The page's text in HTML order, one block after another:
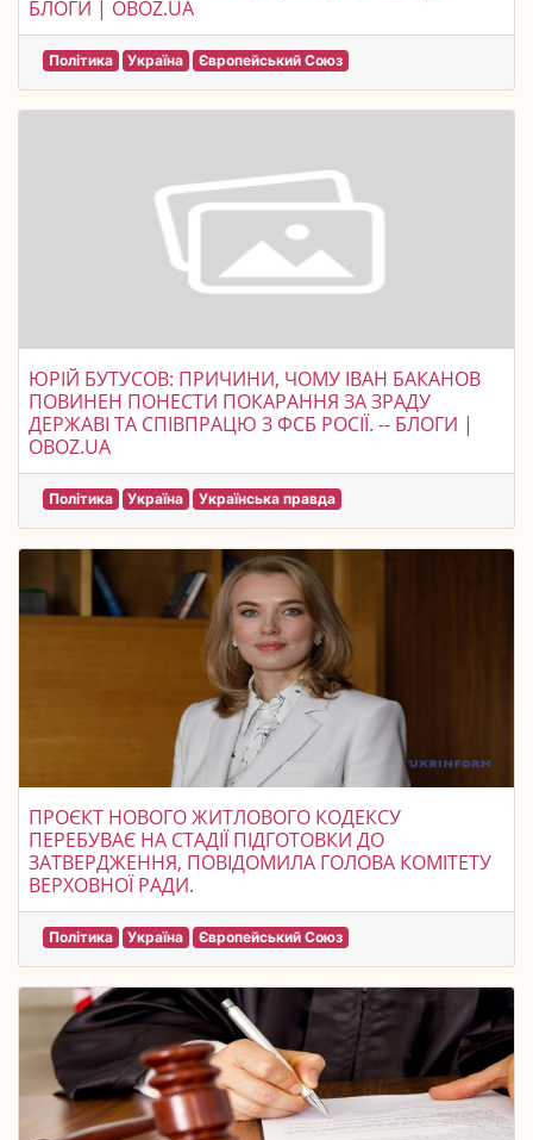
БЛОГИ | OBOZ.UA
Політика Україна Європейський Союз
ЮРІЙ БУТУСОВ: ПРИЧИНИ, ЧОМУ ІВАН БАКАНОВ
ПОВИНЕН ПОНЕСТИ ПОКАРАННЯ ЗА ЗРАДУ
ДЕРЖАВІ ТА СПІВПРАЦЮ З ФСБ РОСІЇ. -- БЛОГИ |
OBOZ.UA
Політика Україна Українська правда
ПРОЄКТ НОВОГО ЖИТЛОВОГО КОДЕКСУ
ПЕРЕБУВАЄ НА СТАДІЇ ПІДГОТОВКИ ДО
ЗАТВЕРДЖЕННЯ, ПОВІДОМИЛА ГОЛОВА КОМІТЕТУ
ВЕРХОВНОЇ РАДИ.
Політика Україна Європейський Союз